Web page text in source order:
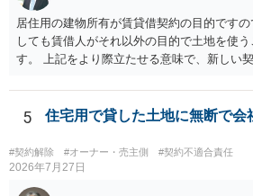
植え等で供養する「プランター葬」や、ペッ
されるのが確実かと思います。
居住用の建物所有が賃貸借契約の目的です
しても賃借人がそれ以外の目的で土地を使
す。 上記をより際立たせる意味で、新しい
交渉である以上賃借人が拒んだ場合には入
良い方法と思います。
5 住宅用で貸した土地に無断で会
#契約解除 #オーナー・売主側 #契約不適合責任
2026年7月27日